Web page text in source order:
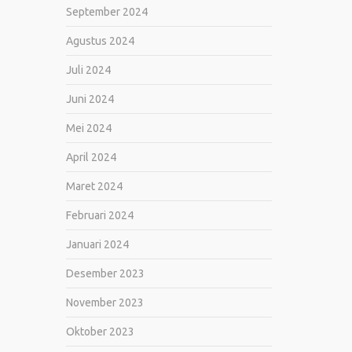
September 2024
Agustus 2024
Juli 2024
Juni 2024
Mei 2024
April 2024
Maret 2024
Februari 2024
Januari 2024
Desember 2023
November 2023
Oktober 2023